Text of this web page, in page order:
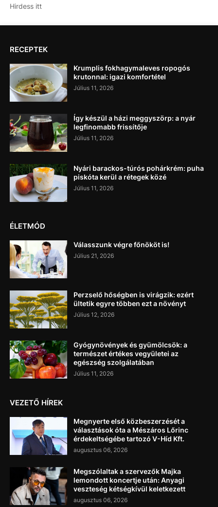
Hirdess itt
RECEPTEK
Krumplis fokhagymaleves ropogós
krutonnal: igazi komfortétel
Július 11, 2026
Így készül a házi meggyszörp: a nyár
legfinomabb frissítője
Július 11, 2026
Nyári barackos-túrós pohárkrém: puha
piskóta kerül a rétegek közé
Július 11, 2026
ÉLETMÓD
Válasszunk végre főnököt is!
Július 21, 2026
Perzselő hőségben is virágzik: ezért
ültetik egyre többen ezt a növényt
Július 12, 2026
Gyógynövények és gyümölcsök: a
természet értékes vegyületei az
egészség szolgálatában
Július 11, 2026
VEZETŐ HÍREK
Megnyerte első közbeszerzését a
választások óta a Mészáros Lőrinc
érdekeltségébe tartozó V-Híd Kft.
augusztus 06, 2026
Megszólaltak a szervezők Majka
lemondott koncertje után: Anyagi
veszteség kétségkívül keletkezett
augusztus 06, 2026